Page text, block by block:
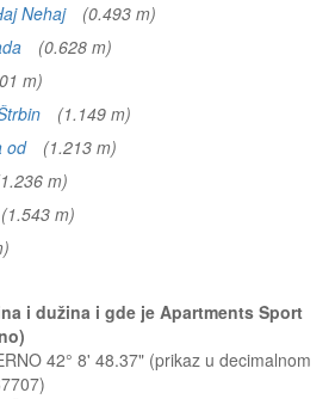
Nehaj
(0.493 m)
(0.628 m)
m)
(1.149 m)
od
(1.213 m)
m)
(1.543 m)
i dužina i gde je Apartments Sport
42° 8' 48.37" (prikaz u decimalnom